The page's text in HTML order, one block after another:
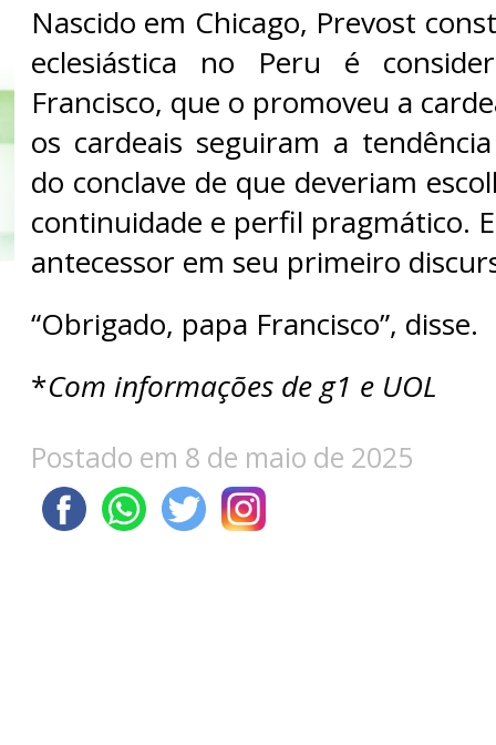
Nascido em Chicago, Prevost
eclesiástica no Peru é
Francisco, que o promoveu a
os cardeais seguiram a
do conclave de que deveriam
continuidade e perfil pragmático.
antecessor em seu primeiro
“Obrigado, papa Francisco”, disse.
*Com informações de g1 e UOL
Postado em 8 de maio de 2025